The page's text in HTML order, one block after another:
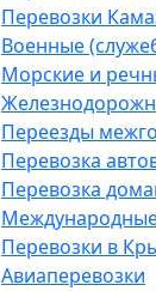
Перевозки
Военные
Морские и
Переезды
Перевозка
Перевозка
Перевозки в
Авиаперевозки